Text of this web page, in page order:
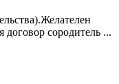
договор сородитель ...